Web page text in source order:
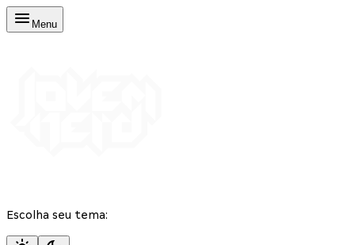
Menu
Escolha seu tema: